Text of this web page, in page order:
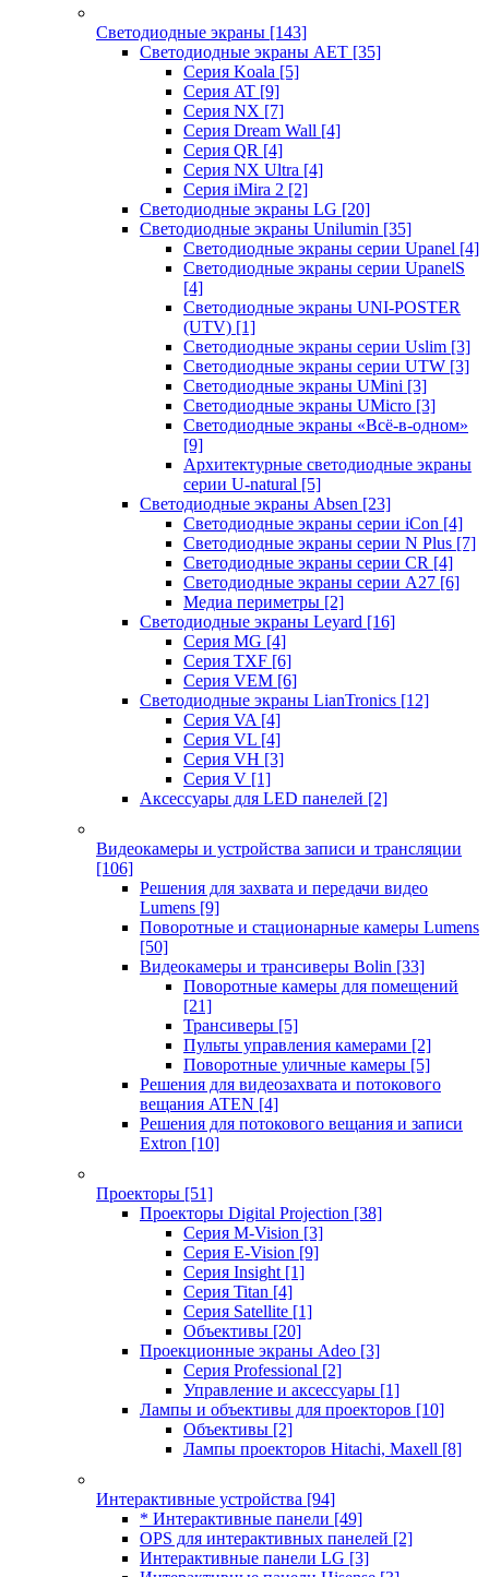
Светодиодные экраны [143]
Светодиодные экраны AET [35]
Cерия Koala [5]
Серия AT [9]
Серия NX [7]
Серия Dream Wall [4]
Серия QR [4]
Серия NX Ultra [4]
Серия iMira 2 [2]
Светодиодные экраны LG [20]
Светодиодные экраны Unilumin [35]
Светодиодные экраны серии Upanel [4]
Светодиодные экраны серии UpanelS
[4]
Светодиодные экраны UNI-POSTER
(UTV) [1]
Светодиодные экраны серии Uslim [3]
Светодиодные экраны серии UTW [3]
Светодиодные экраны UMini [3]
Светодиодные экраны UMicro [3]
Светодиодные экраны «Всё-в-одном»
[9]
Архитектурные светодиодные экраны
серии U-natural [5]
Светодиодные экраны Absen [23]
Светодиодные экраны серии iCon [4]
Светодиодные экраны серии N Plus [7]
Светодиодные экраны серии CR [4]
Светодиодные экраны серии А27 [6]
Медиа периметры [2]
Светодиодные экраны Leyard [16]
Серия MG [4]
Серия TXF [6]
Серия VEM [6]
Светодиодные экраны LianTronics [12]
Серия VA [4]
Серия VL [4]
Серия VH [3]
Серия V [1]
Аксессуары для LED панелей [2]
Видеокамеры и устройства записи и трансляции
[106]
Решения для захвата и передачи видео
Lumens [9]
Поворотные и стационарные камеры Lumens
[50]
Видеокамеры и трансиверы Bolin [33]
Поворотные камеры для помещений
[21]
Трансиверы [5]
Пульты управления камерами [2]
Поворотные уличные камеры [5]
Решения для видеозахвата и потокового
вещания ATEN [4]
Решения для потокового вещания и записи
Extron [10]
Проекторы [51]
Проекторы Digital Projection [38]
Серия M-Vision [3]
Серия E-Vision [9]
Серия Insight [1]
Серия Titan [4]
Серия Satellite [1]
Объективы [20]
Проекционные экраны Adeo [3]
Серия Professional [2]
Управление и аксессуары [1]
Лампы и объективы для проекторов [10]
Объективы [2]
Лампы проекторов Hitachi, Maxell [8]
Интерактивные устройства [94]
* Интерактивные панели [49]
OPS для интерактивных панелей [2]
Интерактивные панели LG [3]